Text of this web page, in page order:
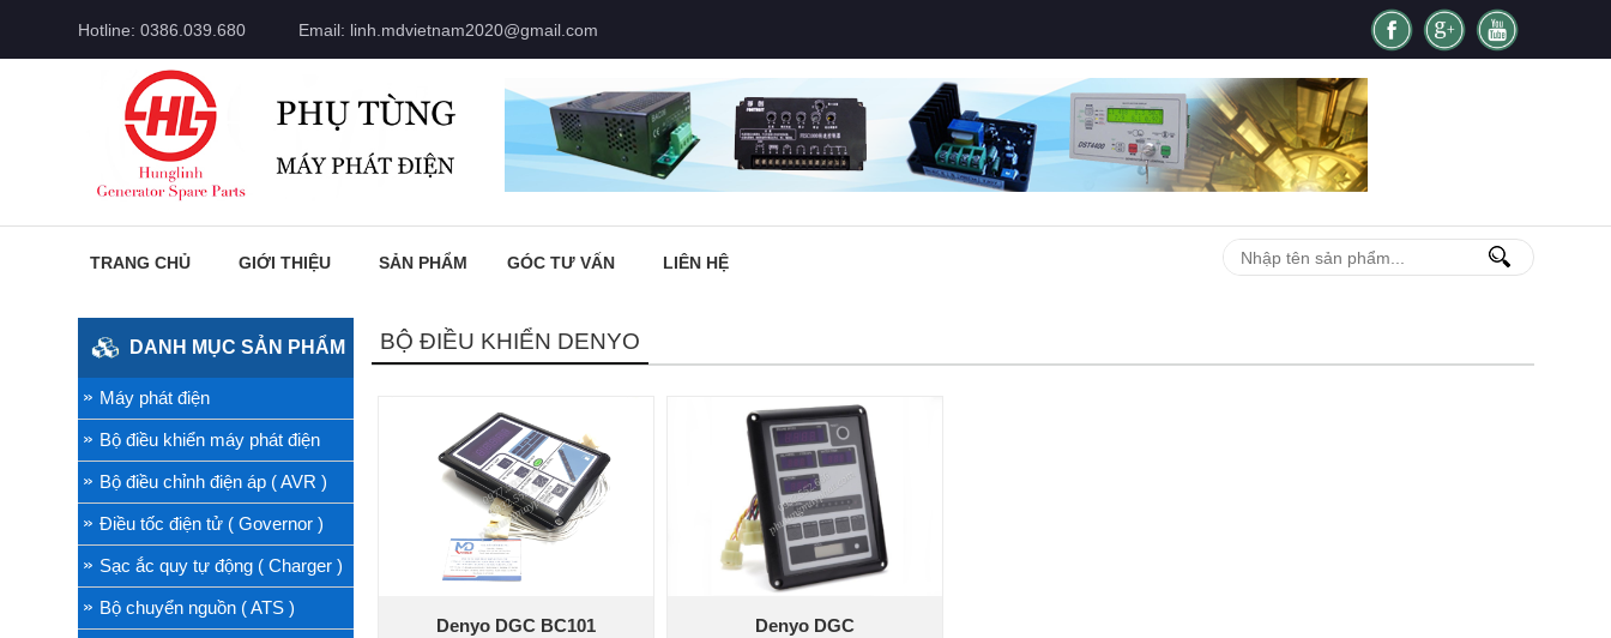
Hotline: 0386.039.680 Email: linh.mdvietnam2020@gmail.com
TRANG CHỦ GIỚI THIỆU SẢN PHẨM GÓC TƯ VẤN LIÊN HỆ
DANH MỤC SẢN PHẨM
Máy phát điện
Bộ điều khiển máy phát điện
Bộ điều chỉnh điện áp ( AVR )
Điều tốc điện tử ( Governor )
Sạc ắc quy tự động ( Charger )
Bộ chuyển nguồn ( ATS )
BỘ ĐIỀU KHIỂN DENYO
Denyo DGC BC101 Denyo DGC